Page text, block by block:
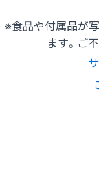
※食品や付属品が
ます。ご